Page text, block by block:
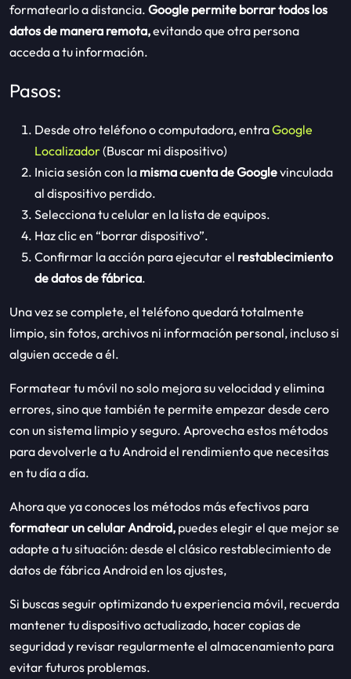
formatearlo a distancia. Google permite borrar todos los
datos de manera remota,evitando que otra persona
acceda a tu información.
Pasos:
Desde otro teléfono o computadora, entraGoogle
Localizador(Buscar mi dispositivo)
Inicia sesión con la misma cuenta de Googlevinculada
al dispositivo perdido.
Selecciona tu celular en la lista de equipos.
Haz clic en “borrar dispositivo”.
Confirmar la acción para ejecutar el restablecimiento
de datos de fábrica.
Una vez se complete, el teléfono quedará totalmente
limpio, sin fotos, archivos ni información personal, incluso si
alguien accede a él.
Formatear tu móvil no solo mejora su velocidad y elimina
errores, sino que también te permite empezar desde cero
con un sistema limpio y seguro. Aprovecha estos métodos
para devolverle a tu Android el rendimiento que necesitas
en tu día a día.
Ahora que ya conoces los métodos más efectivos para
formatear un celular Android, puedes elegir el que mejor se
adapte a tu situación: desde el clásico restablecimiento de
datos de fábrica Android en los ajustes,
Si buscas seguir optimizando tu experiencia móvil, recuerda
mantener tu dispositivo actualizado, hacer copias de
seguridad y revisar regularmente el almacenamiento para
evitar futuros problemas.